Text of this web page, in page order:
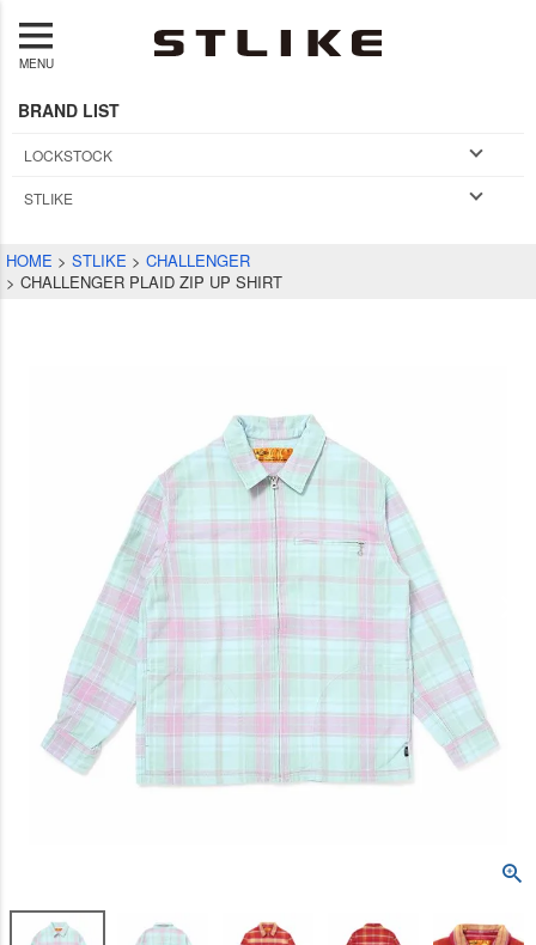
MENU
BRAND LIST
LOCKSTOCK
STLIKE
HOME STLIKE
CHALLENGER
CHALLENGER PLAID ZIP UP SHIRT